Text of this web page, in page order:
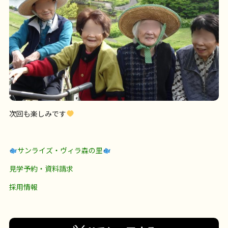
次回も楽しみです
サンライズ・ヴィラ森の里
見学予約・資料請求
採用情報